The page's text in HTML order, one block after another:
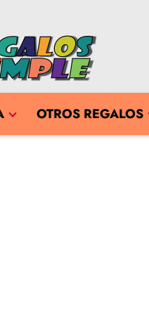
OTROS REGALOS